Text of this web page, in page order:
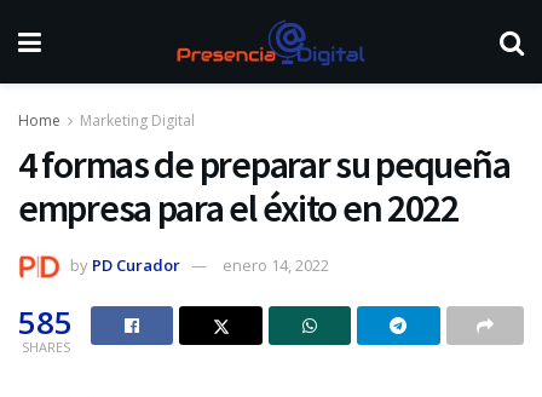
Home Marketing Digital
4 formas de preparar su pequeña
empresa para el éxito en 2022
by PD Curador enero 14, 2022
585
SHARES